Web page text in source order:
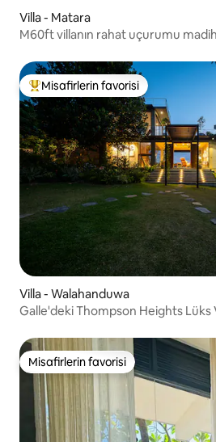
Villa - Matara
M60ft villanın rahat uçurumu
Misafirlerin favorilerinden en
Misafirlerin favorisi
Villa - Walahanduwa
Galle'deki Thompson Heights Lüks
Misafirlerin favorisi
Misafirlerin favorisi